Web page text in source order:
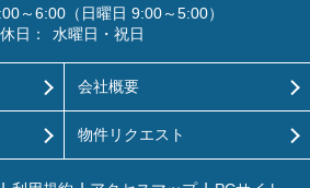
～6:00（日曜日 9:00～5:00）
日：
水曜日・祝日
会社概要
物件リクエスト